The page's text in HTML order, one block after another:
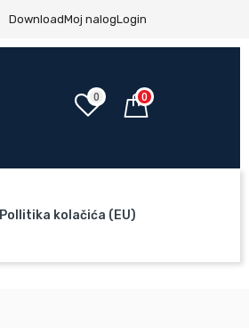
DownloadMoj nalogLogin
0 0
Pollitika kolačića (EU)